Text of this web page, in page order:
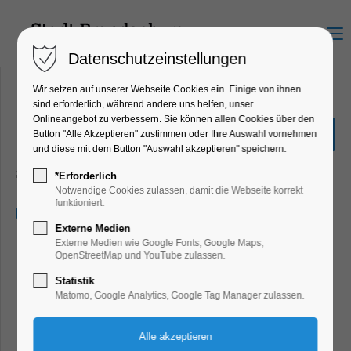
Menu
Handball-Oberliga-Frauen:
SV 63 -Oranienburger HC
Sport
Datenschutzeinstellungen
Wir setzen auf unserer Webseite Cookies ein. Einige von ihnen
sind erforderlich, während andere uns helfen, unser
Onlineangebot zu verbessern. Sie können allen Cookies über den
Button "Alle Akzeptieren" zustimmen oder Ihre Auswahl vornehmen
und diese mit dem Button "Auswahl akzeptieren" speichern.
*Erforderlich
Notwendige Cookies zulassen, damit die Webseite korrekt
funktioniert.
Externe Medien
Externe Medien wie Google Fonts, Google Maps,
OpenStreetMap und YouTube zulassen.
Statistik
Matomo, Google Analytics, Google Tag Manager zulassen.